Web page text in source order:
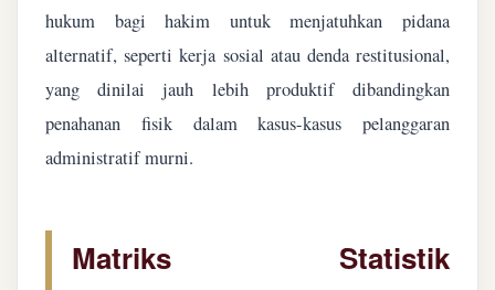
hukum bagi hakim untuk menjatuhkan pidana
alternatif, seperti kerja sosial atau denda restitusional,
yang dinilai jauh lebih produktif dibandingkan
penahanan fisik dalam kasus-kasus pelanggaran
administratif murni.
Matriks Statistik